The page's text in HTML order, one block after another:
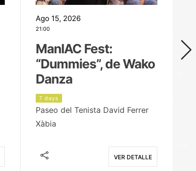
Ago 15, 2026
21:00
ManIAC Fest:
“Dummies”, de Wako
Danza
7 days
Paseo del Tenista David Ferrer
Xàbia
VER DETALLE